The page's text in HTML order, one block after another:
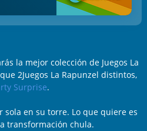
la mejor colección de Juegos La
2Juegos La Rapunzel distintos,
Surprise.
sola en su torre. Lo que quiere es
transformación chula.